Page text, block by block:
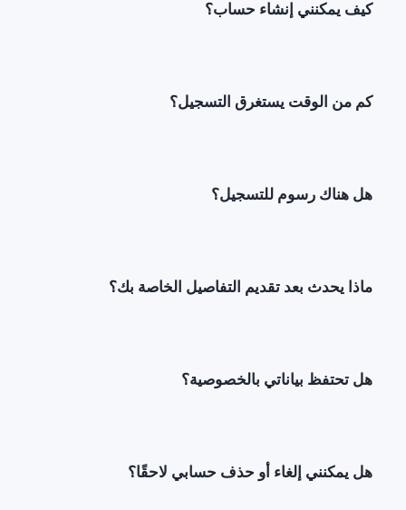
كيف يمكنني إنشاء حساب؟
كم من الوقت يستغرق التسجيل؟
هل هناك رسوم للتسجيل؟
ماذا يحدث بعد تقديم التفاصيل الخاصة بك؟
هل تحتفظ بياناتي بالخصوصية؟
هل يمكنني إلغاء أو حذف حسابي لاحقًا؟